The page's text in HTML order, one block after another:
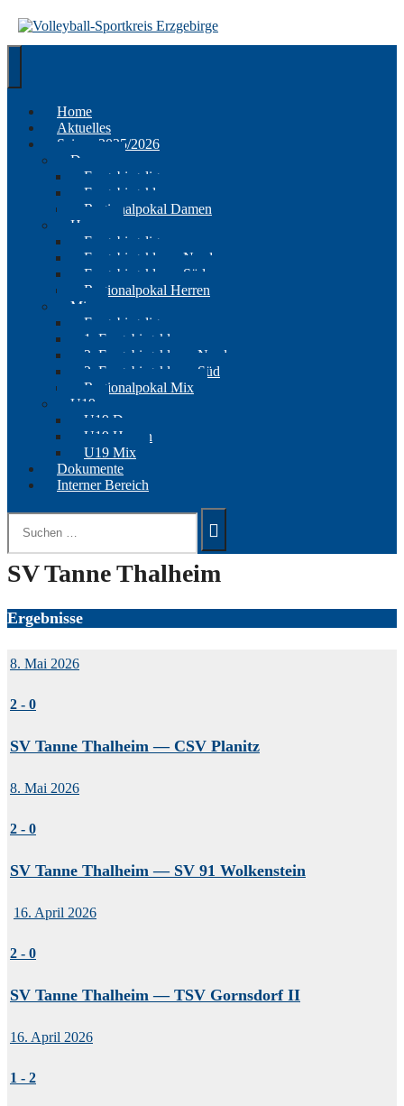
zum
Inhalt
Home
Aktuelles
Saison 2025/2026
Damen
Erzgebirgsliga
Erzgebirgsklasse
Regionalpokal Damen
Herren
Erzgebirgsliga
Erzgebirgsklasse Nord
Erzgebirgsklasse Süd
Regionalpokal Herren
Mix
Erzgebirgsliga
1. Erzgebirgsklasse
2. Erzgebirgsklasse Nord
2. Erzgebirgsklasse Süd
Regionalpokal Mix
U19
U19 Damen
U19 Herren
U19 Mix
Dokumente
Interner Bereich
Suchen
nach:
SV Tanne Thalheim
Ergebnisse
8. Mai 2026
2 - 0
SV Tanne Thalheim — CSV Planitz
8. Mai 2026
2 - 0
SV Tanne Thalheim — SV 91 Wolkenstein
16. April 2026
2 - 0
SV Tanne Thalheim — TSV Gornsdorf II
16. April 2026
1 - 2